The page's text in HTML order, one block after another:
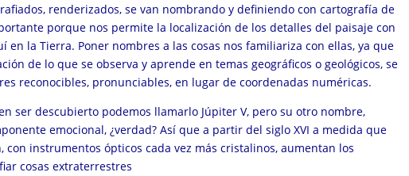
renderizados, se van nombrando y definiendo con cartografía de
porque nos permite la localización de los detalles del paisaje con
en la Tierra. Poner nombres a las cosas nos familiariza con ellas, ya que
de lo que se observa y aprende en temas geográficos o geológicos, se
reconocibles, pronunciables, en lugar de coordenadas numéricas.
ser descubierto podemos llamarlo Júpiter V, pero su otro nombre,
emocional, ¿verdad?Así que a partir del siglo XVI a medida que
instrumentos ópticos cada vez más cristalinos, aumentan los
cosas extraterrestres